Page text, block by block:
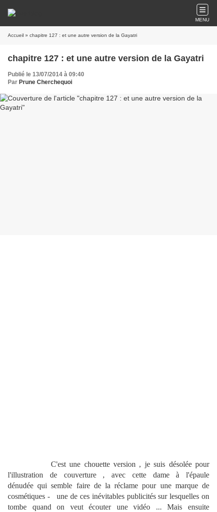
MENU
Accueil » chapitre 127 : et une autre version de la Gayatri
chapitre 127 : et une autre version de la Gayatri
Publié le 13/07/2014 à 09:40
Par Prune Cherchequoi
C'est une chouette version , je suis désolée pour
l'illustration de couverture , avec cette dame à l'épaule
dénudée qui semble faire de la réclame pour une marque de
cosmétiques - une de ces inévitables publicités sur lesquelles on
tombe quand on veut écouter une vidéo ... Mais ensuite